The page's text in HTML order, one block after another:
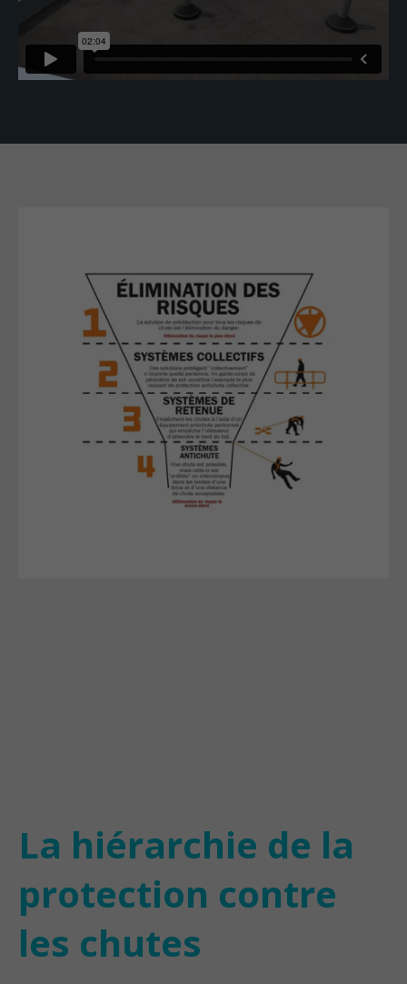
La hiérarchie de la
protection contre
les chutes